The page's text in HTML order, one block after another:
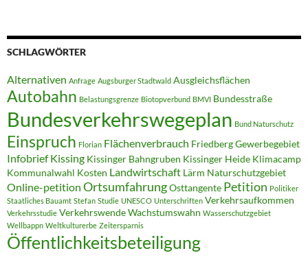
SCHLAGWÖRTER
Alternativen Anfrage Augsburger Stadtwald Ausgleichsflächen
Autobahn Belastungsgrenze Biotopverbund BMVI Bundesstraße
Bundesverkehrswegeplan Bund Naturschutz
Einspruch Florian Flächenverbrauch FriedbergGewerbegebiet
Infobrief Kissing Kissinger Bahngruben Kissinger Heide Klimacamp
Kommunalwahl Kosten Landwirtschaft Lärm Naturschutzgebiet
Online-petition OrtsumfahrungOsttangente Petition Politiker
Staatliches Bauamt Stefan Studie UNESCO Unterschriften Verkehrsaufkommen
Verkehrsstudie VerkehrswendeWachstumswahn Wasserschutzgebiet
Wellbappn Weltkulturerbe Zeitersparnis
Öffentlichkeitsbeteiligung